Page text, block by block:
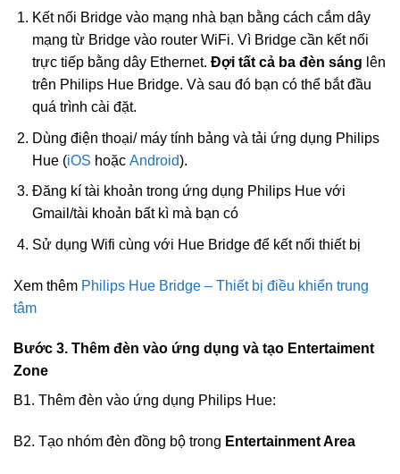
Kết nối Bridge vào mạng nhà bạn bằng cách cắm dây
mạng từ Bridge vào router WiFi. Vì Bridge cần kết nối
trực tiếp bằng dây Ethernet. Đợi tất cả ba đèn sáng lên
trên Philips Hue Bridge. Và sau đó bạn có thể bắt đầu
quá trình cài đặt.
Dùng điện thoại/ máy tính bảng và tải ứng dụng Philips
Hue (iOS hoặc Android).
Đăng kí tài khoản trong ứng dụng Philips Hue với
Gmail/tài khoản bất kì mà bạn có
Sử dụng Wifi cùng với Hue Bridge để kết nối thiết bị
Xem thêm Philips Hue Bridge – Thiết bị điều khiển trung
tâm
Bước 3. Thêm đèn vào ứng dụng và tạo Entertaiment
Zone
B1. Thêm đèn vào ứng dụng Philips Hue:
B2. Tạo nhóm đèn đồng bộ trong Entertainment Area